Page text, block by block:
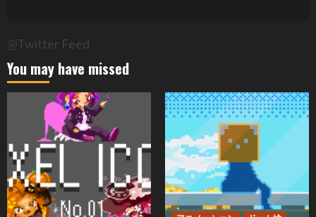
@Twitter Feed
You may have missed